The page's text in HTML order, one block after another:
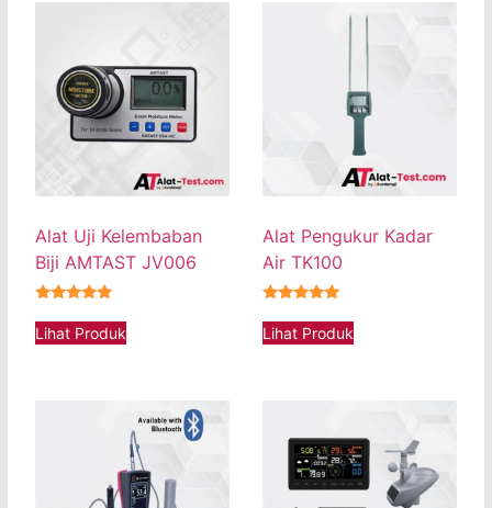
Alat Uji Kelembaban
Biji AMTAST JV006
Lihat Produk
Alat Pengukur Kadar
Air TK100
Lihat Produk